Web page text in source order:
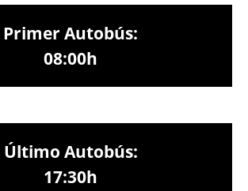
Primer Autobús:
08:00h
Último Autobús:
17:30h